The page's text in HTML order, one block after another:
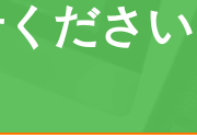
ださい